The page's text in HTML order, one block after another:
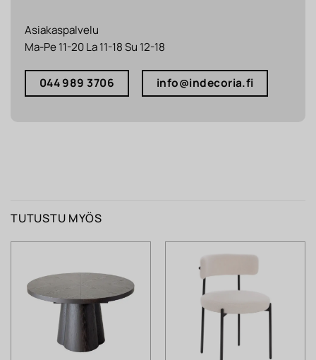
Asiakaspalvelu
Ma-Pe 11-20 La 11-18 Su 12-18
044 989 3706 info@indecoria.fi
TUTUSTU MYÖS